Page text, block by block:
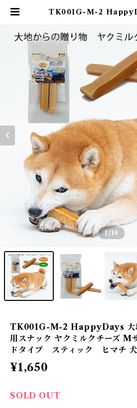
TK001G-M-2
ードタイプ スティッ
用 おやつ | DearKM ❤︎
ルドック孔明
1/10
TK001G-M-2 HappyDays 大
用スナック ヤクミルクチーズ
ドタイプ スティック ヒマチ 犬
¥1,650
SOLD OUT